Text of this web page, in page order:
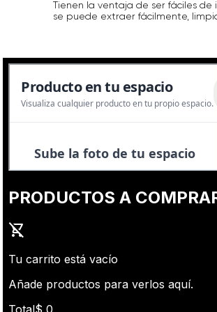
Tienen la ventaja de ser fáciles de
se puede extraer fácilmente,